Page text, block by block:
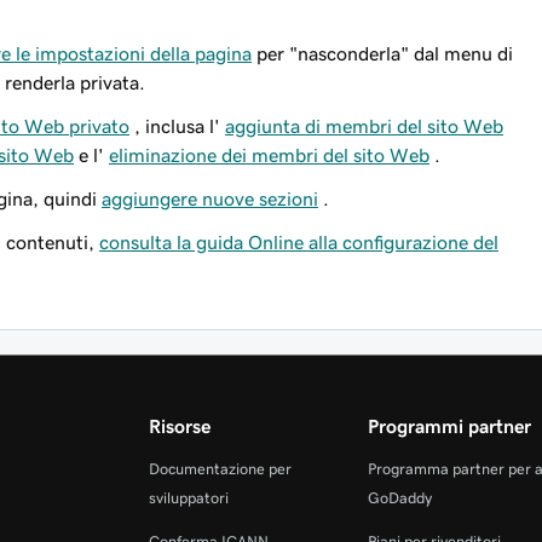
le impostazioni della pagina per "nasconderla" dal menu di
privata.
Web privato , inclusa l' aggiunta di membri del sito Web
Web e l' eliminazione dei membri del sito Web
quindi aggiungere nuove sezioni
contenuti, consulta la guida Online alla configurazione del
Risorse
Documentazione per
sviluppatori
Programmi partner
Programma partner per
GoDaddy